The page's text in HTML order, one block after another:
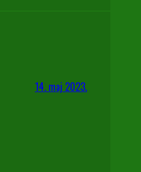
14. maj 2023.